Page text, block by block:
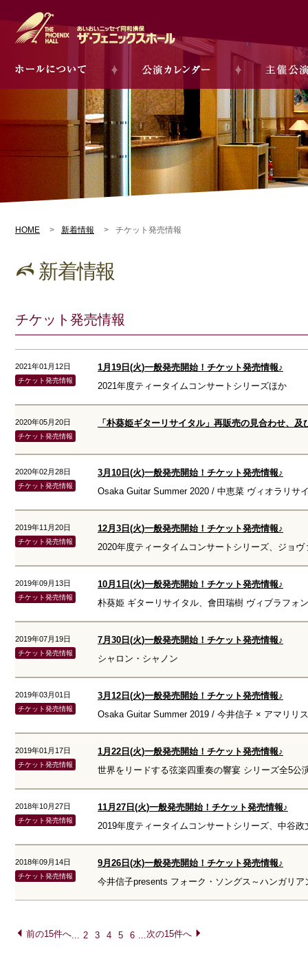
HOME 新着情報 チケット発売情報
新着情報
チケット発売情報
2021年01月12日
チケット発売情報
1月19日(火)一般発売開始！チケット発売情報♪
2021年度ティータイムコンサートシリーズほか
2020年05月20日
チケット発売情報
2020年02月28日
チケット発売情報
3月10日(火)一般発売開始！チケット発売情報♪
Osaka Guitar Summer 2020 / 中恵菜 ヴィオラリサ
2019年11月20日
チケット発売情報
12月3日(火)一般発売開始！チケット発売情報♪
2020年度ティータイムコンサートシリーズ、ジョ
2019年09月13日
チケット発売情報
10月1日(火)一般発売開始！チケット発売情報♪
朴葵姫 ギターリサイタル、會田瑞樹 ヴィブラフォ
2019年07月19日
チケット発売情報
7月30日(火)一般発売開始！チケット発売情報♪
シャロン・シャノン
2019年03月01日
チケット発売情報
3月12日(火)一般発売開始！チケット発売情報♪
Osaka Guitar Summer 2019 / 今井信子 × アマリリ
2019年01月17日
チケット発売情報
1月22日(火)一般発売開始！チケット発売情報♪
世界をリードする弦楽四重奏の響宴 シリーズ全5公
2018年10月27日
チケット発売情報
11月27日(火)一般発売開始！チケット発売情報♪
2019年度ティータイムコンサートシリーズ、中谷
2018年09月14日
チケット発売情報
9月26日(水)一般発売開始！チケット発売情報♪
今井信子presents フォーク・ソングス～ハンガリ
前の15件へ... 2 3 4 5 6 ...次の15件へ